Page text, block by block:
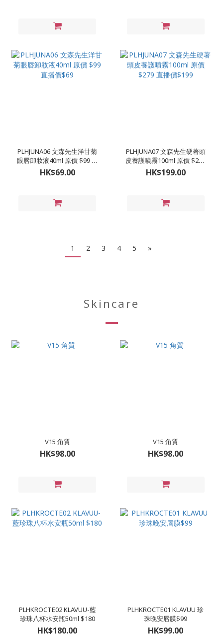
PLHJUNA06 文森先生洋甘菊
眼唇卸妝液40ml 原價 $99 直
播價$69
HK$69.00
PLHJUNA07 文森先生硬著頭
皮養護噴霧100ml 原價 $279
直播價$199
HK$199.00
1 2 3 4 5 »
Skincare
V15 角質
HK$98.00
V15 角質
HK$98.00
PLHKROCTE02 KLAVUU-藍
珍珠八杯水安瓶50ml $180
HK$180.00
PLHKROCTE01 KLAVUU 珍
珠晚安唇膜$99
HK$99.00